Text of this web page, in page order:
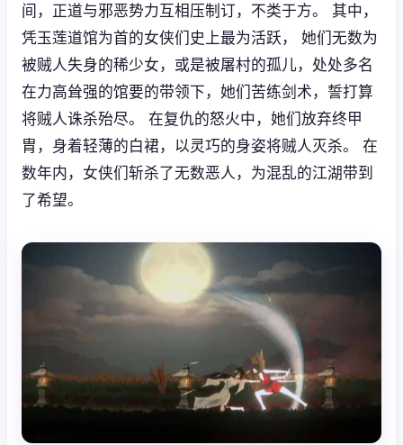
间，正道与邪恶势力互相压制订，不类于方。 其中，
凭玉莲道馆为首的女侠们史上最为活跃， 她们无数为
被贼人失身的稀少女，或是被屠村的孤儿，处处多名
在力高耸强的馆要的带领下，她们苦练剑术，誓打算
将贼人诛杀殆尽。 在复仇的怒火中，她们放弃终甲
胄，身着轻薄的白裙，以灵巧的身姿将贼人灭杀。 在
数年内，女侠们斩杀了无数恶人，为混乱的江湖带到
了希望。